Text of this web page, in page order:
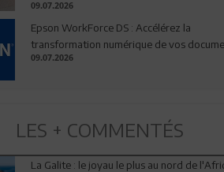
09.07.2026
Epson WorkForce DS : Accélérez la
transformation numérique de vos
09.07.2026
LES + COMMENTÉS
La Galite : le joyau le plus au nord de